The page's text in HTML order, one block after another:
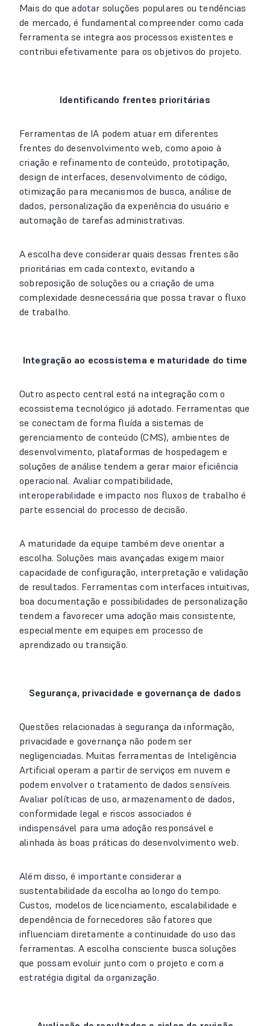
Mais do que adotar soluções populares ou tendências
de mercado, é fundamental compreender como cada
ferramenta se integra aos processos existentes e
contribui efetivamente para os objetivos do projeto.
Identificando frentes prioritárias
Ferramentas de IA podem atuar em diferentes
frentes do desenvolvimento web, como apoio à
criação e refinamento de conteúdo, prototipação,
design de interfaces, desenvolvimento de código,
otimização para mecanismos de busca, análise de
dados, personalização da experiência do usuário e
automação de tarefas administrativas.
A escolha deve considerar quais dessas frentes são
prioritárias em cada contexto, evitando a
sobreposição de soluções ou a criação de uma
complexidade desnecessária que possa travar o fluxo
de trabalho.
Integração ao ecossistema e maturidade do time
Outro aspecto central está na integração com o
ecossistema tecnológico já adotado. Ferramentas que
se conectam de forma fluída a sistemas de
gerenciamento de conteúdo (CMS), ambientes de
desenvolvimento, plataformas de hospedagem e
soluções de análise tendem a gerar maior eficiência
operacional. Avaliar compatibilidade,
interoperabilidade e impacto nos fluxos de trabalho é
parte essencial do processo de decisão.
A maturidade da equipe também deve orientar a
escolha. Soluções mais avançadas exigem maior
capacidade de configuração, interpretação e validação
de resultados. Ferramentas com interfaces intuitivas,
boa documentação e possibilidades de personalização
tendem a favorecer uma adoção mais consistente,
especialmente em equipes em processo de
aprendizado ou transição.
Segurança, privacidade e governança de dados
Questões relacionadas à segurança da informação,
privacidade e governança não podem ser
negligenciadas. Muitas ferramentas de Inteligência
Artificial operam a partir de serviços em nuvem e
podem envolver o tratamento de dados sensíveis.
Avaliar políticas de uso, armazenamento de dados,
conformidade legal e riscos associados é
indispensável para uma adoção responsável e
alinhada às boas práticas do desenvolvimento web.
Além disso, é importante considerar a
sustentabilidade da escolha ao longo do tempo.
Custos, modelos de licenciamento, escalabilidade e
dependência de fornecedores são fatores que
influenciam diretamente a continuidade do uso das
ferramentas. A escolha consciente busca soluções
que possam evoluir junto com o projeto e com a
estratégia digital da organização.